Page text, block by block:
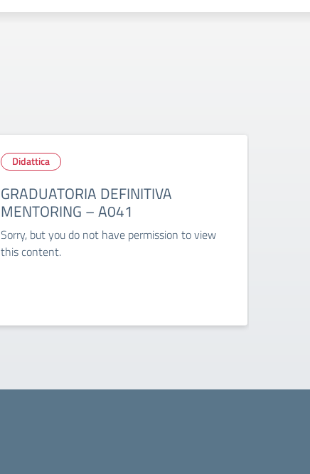
Didattica
GRADUATORIA DEFINITIVA
MENTORING – A041
Sorry, but you do not have permission to view
this content.